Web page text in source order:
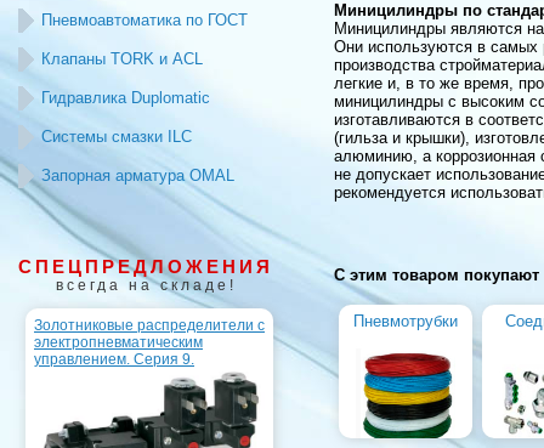
Пневмоавтоматика по ГОСТ
Клапаны TORK и ACL
Гидравлика Duplomatic
Системы смазки ILC
Запорная арматура OMAL
СПЕЦПРЕДЛОЖЕНИЯ
всегда на складе!
Золотниковые распределители с
электропневматическим
управлением. Серия 9.
Миницилиндры по
Миницилиндры являются
Они используются в самых
производства
легкие и, в то же время,
миницилиндры с высоким
изготавливаются в
(гильза и крышки),
алюминию, а коррозионная
не допускает
рекомендуется
С этим товаром покупают
Пневмотрубки